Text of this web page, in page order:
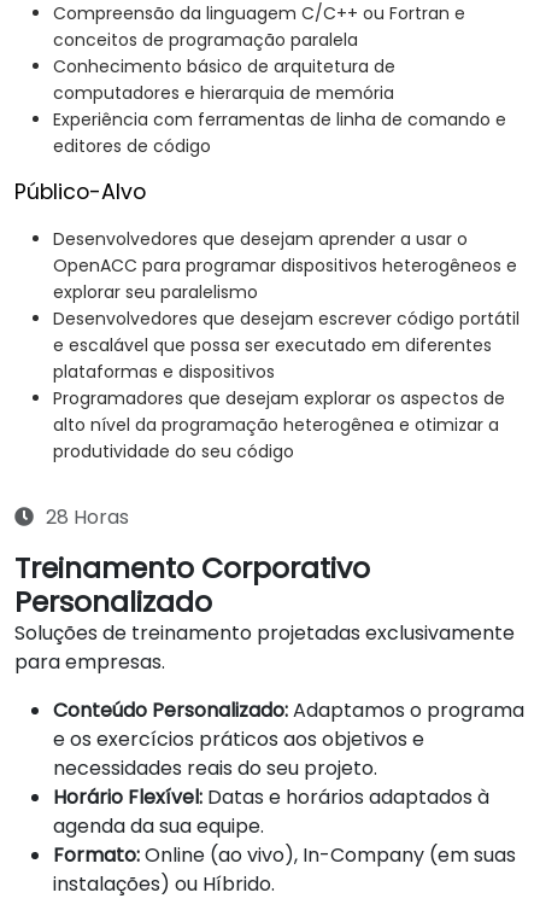
Compreensão da linguagem C/C++ ou Fortran e
conceitos de programação paralela
Conhecimento básico de arquitetura de
computadores e hierarquia de memória
Experiência com ferramentas de linha de comando e
editores de código
Público-Alvo
Desenvolvedores que desejam aprender a usar o
OpenACC para programar dispositivos heterogêneos e
explorar seu paralelismo
Desenvolvedores que desejam escrever código portátil
e escalável que possa ser executado em diferentes
plataformas e dispositivos
Programadores que desejam explorar os aspectos de
alto nível da programação heterogênea e otimizar a
produtividade do seu código
28 Horas
Treinamento Corporativo
Personalizado
Soluções de treinamento projetadas exclusivamente
para empresas.
Conteúdo Personalizado:Adaptamos o programa
e os exercícios práticos aos objetivos e
necessidades reais do seu projeto.
Horário Flexível: Datas e horários adaptados à
agenda da sua equipe.
Formato:Online (ao vivo), In-Company (em suas
instalações) ou Híbrido.